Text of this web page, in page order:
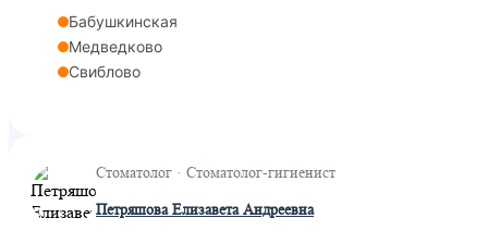
Бабушкинская
Медведково
Свиблово
Стоматолог · Стоматолог-гигиенист
Петряшова Елизавета Андреевна